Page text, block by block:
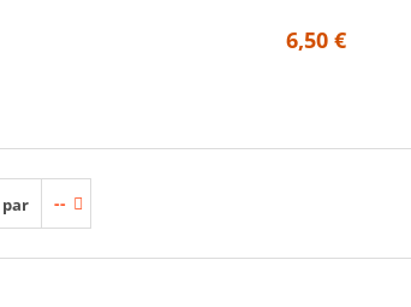
6,50 €
--